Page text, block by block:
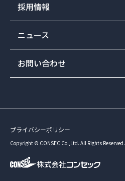
採用情報
ニュース
お問い合わせ
プライバシーポリシー
Copyright © CONSEC Co.,Ltd. All Rights Reserved.